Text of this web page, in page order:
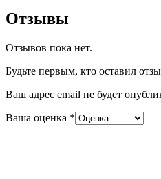
Отзывы
Отзывов пока нет.
Будьте первым, кто оставил
Ваш адрес email не будет
Ваша оценка *